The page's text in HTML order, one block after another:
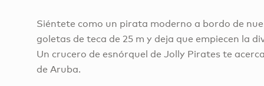
Siéntete como un pirata moderno a bordo de
goletas de teca de 25 m y deja que empiecen la
Un crucero de esnórquel de Jolly Pirates te
de Aruba.